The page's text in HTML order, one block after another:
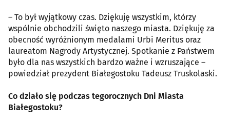
– To był wyjątkowy czas. Dziękuję wszystkim, którzy
wspólnie obchodzili święto naszego miasta. Dziękuję za
obecność wyróżnionym medalami Urbi Meritus oraz
laureatom Nagrody Artystycznej. Spotkanie z Państwem
było dla nas wszystkich bardzo ważne i wzruszające –
powiedział prezydent Białegostoku Tadeusz Truskolaski.
Co działo się podczas tegorocznych Dni Miasta
Białegostoku?